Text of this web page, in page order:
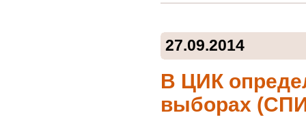
27.09.2014
В ЦИК
выборах